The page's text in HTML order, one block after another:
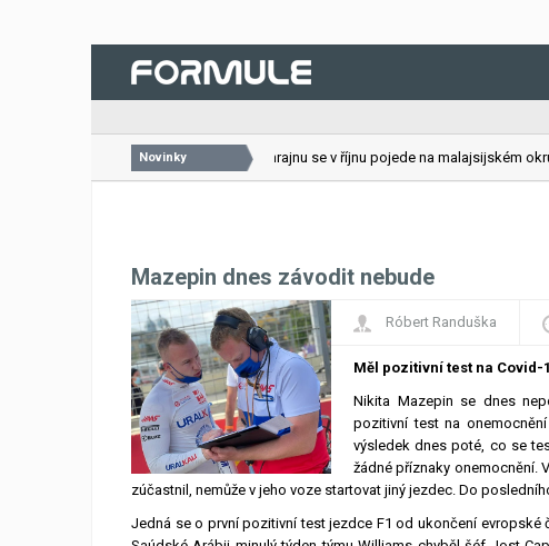
Novinky
26.07.2026 VC Bahrajnu se v říjnu pojede na malajsijském okruhu
Mazepin dnes závodit nebude
Róbert Randuška
Měl pozitivní test na Covid-
Nikita Mazepin se dnes
pozitivní test na
výsledek dnes poté, co se
žádné příznaky onemocnění.
zúčastnil, nemůže v jeho voze startovat jiný jezdec. Do
Jedná se o první pozitivní test jezdce F1 od ukončení evropské